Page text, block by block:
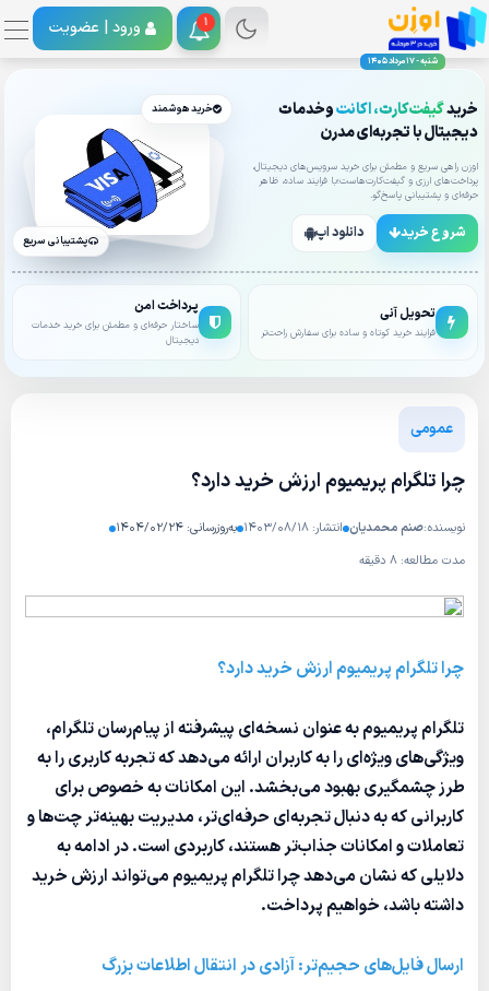
شنبه - 17 مرداد 1405
1 ورود | عضویت
خریدگیفت‌کارت، اکانتوخدمات
دیجیتال با تجربه‌ای مدرن
اوزن راهی سریع و مطمئن برای خرید سرویس‌های دیجیتال،
پرداخت‌های ارزی و گیفت‌کارت‌هاست؛با فرایند ساده، ظاهر
حرفه‌ای و پشتیبانی پاسخ‌گو.
شروع خرید دانلود اپ
خرید هوشمند
پشتیبانی سریع
تحویل آنی
فرایند خرید کوتاه و ساده برای سفارش راحت‌تر
پرداخت امن
ساختار حرفه‌ای و مطمئن برای خرید خدمات
دیجیتال
عمومی
چرا تلگرام پریمیوم ارزش خرید دارد؟
نویسنده:صنم محمدیان انتشار: ۱۴۰۳/۰۸/۱۸
به‌روزرسانی: ۱۴۰۴/۰۲/۲۴
مدت مطالعه: ۸ دقیقه
چرا تلگرام پریمیوم ارزش خرید دارد؟
تلگرام پریمیوم به عنوان نسخه‌ای پیشرفته از پیام‌رسان تلگرام،
ویژگی‌های ویژه‌ای را به کاربران ارائه می‌دهد که تجربه کاربری را به
طرز چشمگیری بهبود می‌بخشد. این امکانات به خصوص برای
کاربرانی که به دنبال تجربه‌ای حرفه‌ای‌تر، مدیریت بهینه‌تر چت‌ها و
تعاملات و امکانات جذاب‌تر هستند، کاربردی است. در ادامه به
دلایلی که نشان می‌دهد چرا تلگرام پریمیوم می‌تواند ارزش خرید
داشته باشد، خواهیم پرداخت.
ارسال فایل‌های حجیم‌تر: آزادی در انتقال اطلاعات بزرگ